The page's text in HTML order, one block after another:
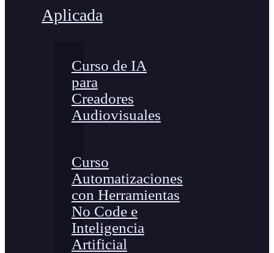
Aplicada
Curso de IA
para
Creadores
Audiovisuales
Curso
Automatizaciones
con Herramientas
No Code e
Inteligencia
Artificial